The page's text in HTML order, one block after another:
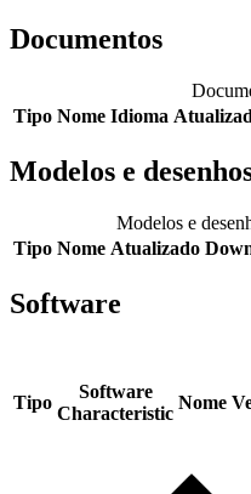
Documentos
Tipo Nome Idioma
Modelos e
Modelos e
Tipo Nome Atualizado
Software
Tipo
Software
Characteristic
Nome